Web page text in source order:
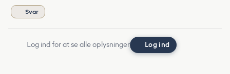
Svar
Log ind for at se alle oplysninger Log ind